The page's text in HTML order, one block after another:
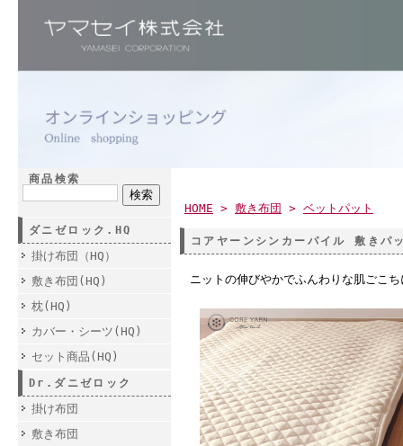
商品検索
ダニゼロック.HQ
掛け布団（HQ）
敷き布団(HQ)
枕(HQ)
カバー・シーツ(HQ)
セット商品(HQ)
Dr.ダニゼロック
掛け布団
敷き布団
HOME > 敷き布団 > ベットパット
コアヤーンシンカーパイル 敷きパ
ニットの伸びやかでふんわりな肌ごこ